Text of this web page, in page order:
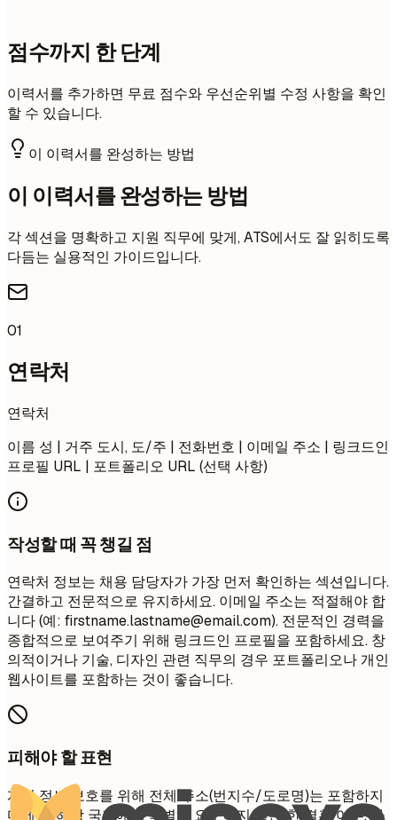
점수까지 한 단계
이력서를 추가하면 무료 점수와 우선순위별 수정 사항을 확인
할 수 있습니다.
이 이력서를 완성하는 방법
이 이력서를 완성하는 방법
각 섹션을 명확하고 지원 직무에 맞게, ATS에서도 잘 읽히도록
다듬는 실용적인 가이드입니다.
01
연락처
연락처
이름 성 | 거주 도시, 도/주 | 전화번호 | 이메일 주소 | 링크드인
프로필 URL | 포트폴리오 URL (선택 사항)
작성할 때 꼭 챙길 점
연락처 정보는 채용 담당자가 가장 먼저 확인하는 섹션입니다.
간결하고 전문적으로 유지하세요. 이메일 주소는 적절해야 합
니다 (예: firstname.lastname@email.com). 전문적인 경력을
종합적으로 보여주기 위해 링크드인 프로필을 포함하세요. 창
의적이거나 기술, 디자인 관련 직무의 경우 포트폴리오나 개인
웹사이트를 포함하는 것이 좋습니다.
피해야 할 표현
개인 정보 보호를 위해 전체 주소(번지수/도로명)는 포함하지
마세요. 해당 국가에서 특별히 요구하지 않는 한 결혼 여부, 나